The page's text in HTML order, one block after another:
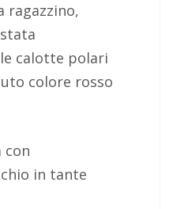
ragazzino,
calotte polari
colore rosso
con
in tante